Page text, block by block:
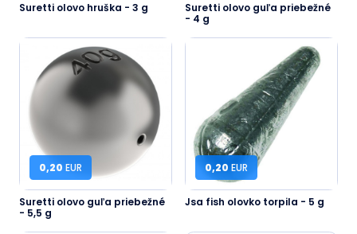
Suretti olovo hruška - 3 g
Suretti olovo guľa priebežné
- 4 g
0,20 EUR
Suretti olovo guľa priebežné
- 5,5 g
0,20 EUR
Jsa fish olovko torpila - 5 g